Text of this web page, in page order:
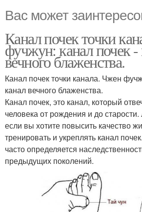
Вас может
Канал почек точки
фучжун: канал почек -
вечного блаженства.
Канал почек точки канала. Чжен
канал вечного блаженства.
Канал почек, это канал, который
человека от рождения и до
если вы хотите повысить качество
тренировать и укреплять канал
часто определяется
предыдущих поколений.